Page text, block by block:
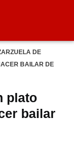
DE
BAILAR DE
plato
bailar